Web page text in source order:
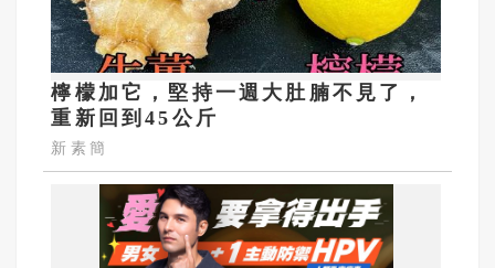
檸檬加它，堅持一週大肚腩不見了，
重新回到45公斤
新素簡